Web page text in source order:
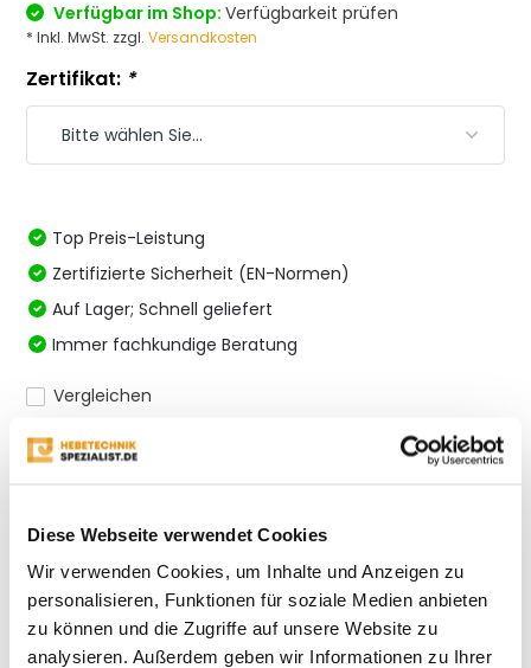
Diese Webseite verwendet Cookies
Wir verwenden Cookies, um Inhalte und Anzeigen zu
personalisieren, Funktionen für soziale Medien anbieten
zu können und die Zugriffe auf unsere Website zu
analysieren. Außerdem geben wir Informationen zu Ihrer
Verfügbar im Shop:Verfügbarkeit prüfen
* Inkl. MwSt. zzgl.Versandkosten
Zertifikat: *
Top Preis-Leistung
Zertifizierte Sicherheit (EN-Normen)
Auf Lager; Schnell geliefert
Immer fachkundige Beratung
Vergleichen
Bewertungen
Teilen